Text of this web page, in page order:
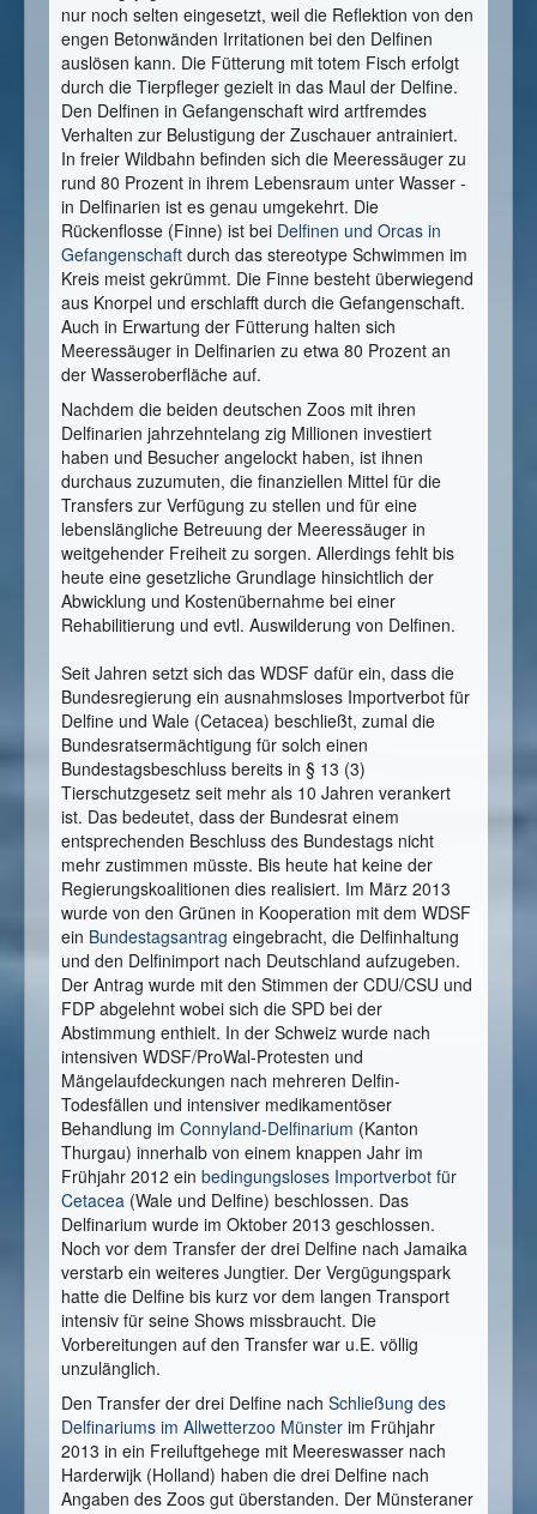
nur noch selten eingesetzt, weil die Reflektion von den
engen Betonwänden Irritationen bei den Delfinen
auslösen kann. Die Fütterung mit totem Fisch erfolgt
durch die Tierpfleger gezielt in das Maul der Delfine.
Den Delfinen in Gefangenschaft wird artfremdes
Verhalten zur Belustigung der Zuschauer antrainiert.
In freier Wildbahn befinden sich die Meeressäuger zu
rund 80 Prozent in ihrem Lebensraum unter Wasser -
in Delfinarien ist es genau umgekehrt. Die
Rückenflosse (Finne) ist bei Delfinen und Orcas in
Gefangenschaft durch das stereotype Schwimmen im
Kreis meist gekrümmt. Die Finne besteht überwiegend
aus Knorpel und erschlafft durch die Gefangenschaft.
Auch in Erwartung der Fütterung halten sich
Meeressäuger in Delfinarien zu etwa 80 Prozent an
der Wasseroberfläche auf.
Nachdem die beiden deutschen Zoos mit ihren
Delfinarien jahrzehntelang zig Millionen investiert
haben und Besucher angelockt haben, ist ihnen
durchaus zuzumuten, die finanziellen Mittel für die
Transfers zur Verfügung zu stellen und für eine
lebenslängliche Betreuung der Meeressäuger in
weitgehender Freiheit zu sorgen. Allerdings fehlt bis
heute eine gesetzliche Grundlage hinsichtlich der
Abwicklung und Kostenübernahme bei einer
Rehabilitierung und evtl. Auswilderung von Delfinen.
Seit Jahren setzt sich das WDSF dafür ein, dass die
Bundesregierung ein ausnahmsloses Importverbot für
Delfine und Wale (Cetacea) beschließt, zumal die
Bundesratsermächtigung für solch einen
Bundestagsbeschluss bereits in § 13 (3)
Tierschutzgesetz seit mehr als 10 Jahren verankert
ist. Das bedeutet, dass der Bundesrat einem
entsprechenden Beschluss des Bundestags nicht
mehr zustimmen müsste. Bis heute hat keine der
Regierungskoalitionen dies realisiert. Im März 2013
wurde von den Grünen in Kooperation mit dem WDSF
ein Bundestagsantrag eingebracht, die Delfinhaltung
und den Delfinimport nach Deutschland aufzugeben.
Der Antrag wurde mit den Stimmen der CDU/CSU und
FDP abgelehnt wobei sich die SPD bei der
Abstimmung enthielt. In der Schweiz wurde nach
intensiven WDSF/ProWal-Protesten und
Mängelaufdeckungen nach mehreren Delfin-
Todesfällen und intensiver medikamentöser
Behandlung im Connyland-Delfinarium (Kanton
Thurgau) innerhalb von einem knappen Jahr im
Frühjahr 2012 ein bedingungsloses Importverbot für
Cetacea (Wale und Delfine) beschlossen. Das
Delfinarium wurde im Oktober 2013 geschlossen.
Noch vor dem Transfer der drei Delfine nach Jamaika
verstarb ein weiteres Jungtier. Der Vergügungspark
hatte die Delfine bis kurz vor dem langen Transport
intensiv für seine Shows missbraucht. Die
Vorbereitungen auf den Transfer war u.E. völlig
unzulänglich.
Den Transfer der drei Delfine nach Schließung des
Delfinariums im Allwetterzoo Münster im Frühjahr
2013 in ein Freiluftgehege mit Meereswasser nach
Harderwijk (Holland) haben die drei Delfine nach
Angaben des Zoos gut überstanden. Der Münsteraner